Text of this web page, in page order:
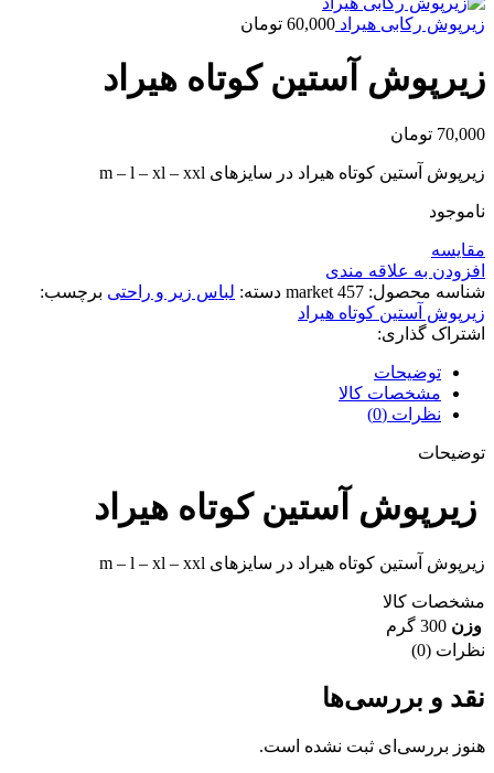
زیرپوش رکابی هیراد 60,000 تومان
زیرپوش آستین کوتاه هیراد
70,000 تومان
زیرپوش آستین کوتاه هیراد در سایزهای m – l – xl – xxl
ناموجود
مقايسه
افزودن به علاقه مندی
شناسه محصول: market 457 دسته: لباس زیر و راحتی برچسب:
زیرپوش آستین کوتاه هیراد
اشتراک گذاری:
توضیحات
مشخصات کالا
نظرات (0)
توضیحات
زیرپوش آستین کوتاه هیراد
زیرپوش آستین کوتاه هیراد در سایزهای m – l – xl – xxl
مشخصات کالا
وزن 300 گرم
نظرات (0)
نقد و بررسی‌ها
هنوز بررسی‌ای ثبت نشده است.